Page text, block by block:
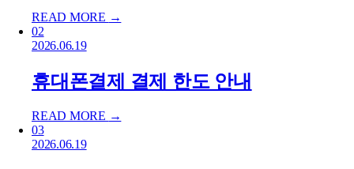
READ MORE →
02
2026.06.19
휴대폰결제 결제 한도 안내
READ MORE →
03
2026.06.19